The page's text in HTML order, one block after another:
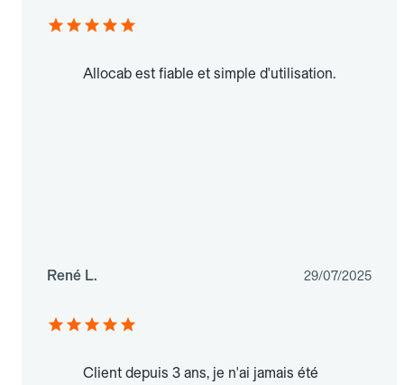
Allocab est fiable et simple d'utilisation.
René L. 29/07/2025
Client depuis 3 ans, je n'ai jamais été